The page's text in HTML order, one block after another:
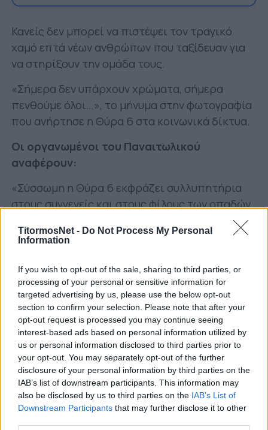
TitormosNet - Do Not Process My Personal
Information
If you wish to opt-out of the sale, sharing to third parties, or
processing of your personal or sensitive information for
targeted advertising by us, please use the below opt-out
section to confirm your selection. Please note that after your
opt-out request is processed you may continue seeing
interest-based ads based on personal information utilized by
us or personal information disclosed to third parties prior to
your opt-out. You may separately opt-out of the further
disclosure of your personal information by third parties on the
IAB’s list of downstream participants. This information may
also be disclosed by us to third parties on the IAB’s List of
Downstream Participants that may further disclose it to other
Κανείς δεν μπορεί να πιστέψει τον τραγικό
χαμό επτά νέων ανθρώπων που ταξίδευαν για
να στηρίξουν την ομάδα τους.
«Σήμερα δεν υπάρχουν χρώματα, σήμερα
πενθούμε όλοι…», το μήνυμα στην φωτογραφία
που ανήρτησε η Θύρα 6 στα κοινωνικά δίκτυα.
Οι οργανωμένοι του Παναιτωλικού
αναφέρουν:
«Σύσσωμη η Θύρα 6 εκφράζει συλλυπητήρια
στους συγγενείς και στους φίλους των οπαδών
τους.